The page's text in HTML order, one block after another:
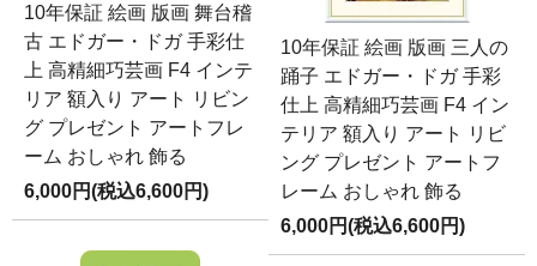
10年保証 絵画 版画 舞台稽
古 エドガー・ドガ 手彩仕
上 高精細巧芸画 F4 インテ
リア 額入り アート リビン
グ プレゼント アートフレ
ーム おしゃれ 飾る
6,000円(税込6,600円)
10年保証 絵画 版画 三人の
踊子 エドガー・ドガ 手彩
仕上 高精細巧芸画 F4 イン
テリア 額入り アート リビ
ング プレゼント アートフ
レーム おしゃれ 飾る
6,000円(税込6,600円)